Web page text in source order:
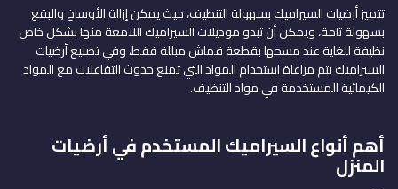
تتميز أرضيات السيراميك بسهولة التنظيف، حيث يمكن إزالة الأوساخ والبقع
بسهولة تامة، ويمكن أن تبدو موديلات السيراميك اللامعة منها بشكل خاص
نظيفة للغاية عند مسحها بقطعة قماش مبللة فقط، وفي تصنيع أرضيات
السيراميك يتم مراعاة استخدام المواد التي تمنع حدوث التفاعلات مع المواد
الكيمائية المستخدمة في مواد التنظيف.
أهم أنواع السيراميك المستخدم في أرضيات
المنزل